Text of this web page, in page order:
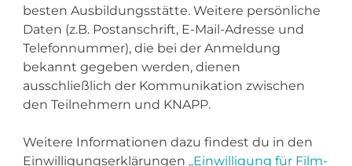
besten Ausbildungsstätte. Weitere persönliche
Daten (z.B. Postanschrift, E-Mail-Adresse und
Telefonnummer), die bei der Anmeldung
bekannt gegeben werden, dienen
ausschließlich der Kommunikation zwischen
den Teilnehmern und KNAPP.
Weitere Informationen dazu findest du in den
Einwilligungserklärungen „Einwilligung für Film-